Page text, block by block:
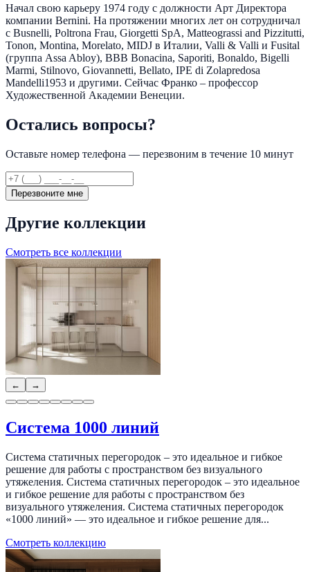
Начал свою карьеру 1974 году с должности Арт Директора
компании Bernini. На протяжении многих лет он сотрудничал
с Busnelli, Poltrona Frau, Giorgetti SpA, Matteograssi and Pizzitutti,
Tonon, Montina, Morelato, MIDJ в Италии, Valli & Valli и Fusital
(группа Assa Abloy), BBB Bonacina, Saporiti, Bonaldo, Bigelli
Marmi, Stilnovo, Giovannetti, Bellato, IPE di Zolapredosa
Mandelli1953 и другими. Сейчас Франко – профессор
Художественной Академии Венеции.
Остались вопросы?
Оставьте номер телефона — перезвоним в течение 10 минут
Перезвоните мне
Другие коллекции
Смотреть все коллекции
← →
Система 1000 линий
Система статичных перегородок – это идеальное и гибкое
решение для работы с пространством без визуального
утяжеления. Система статичных перегородок – это идеальное
и гибкое решение для работы с пространством без
визуального утяжеления. Система статичных перегородок
«1000 линий» — это идеальное и гибкое решение для...
Смотреть коллекцию